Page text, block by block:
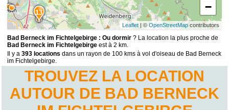
13
−
Leaflet| © OpenStreetMapcontributors
Bad Berneck im Fichtelgebirge : Ou dormir ? La location la plus proche de
Bad Berneck im Fichtelgebirge est à 2 km.
Il y a393 locations dans un rayon de 100 kms à vol d'oiseau de Bad Berneck
im Fichtelgebirge.
TROUVEZ LA LOCATION
AUTOUR DE BAD BERNECK